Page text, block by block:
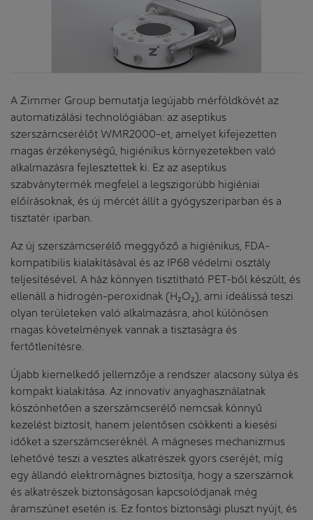
A Zimmer Group bemutatja legújabb mérföldkövét az
automatizálási technológiában: az aseptikus
szerszámcserélőt WMR2000-et, amelyet kifejezetten
magas érzékenységű, higiénikus környezetekben való
alkalmazásra fejlesztettek ki. Ez az aseptikus
szabványtermék megfelel a legszigorúbb higiéniai
előírásoknak, és új mércét állít a gyógyszeriparban és a
tisztatér iparban.
Az új szerszámcserélő meggyőző a higiénikus, FDA-
kompatibilis kialakításával és az IP68 védelmi osztály
teljesítésével. A ház könnyen tisztítható PET-ből készült, és
ellenáll a hidrogén-peroxidnak (H₂O₂), ami ideálissá teszi
olyan területeken való alkalmazásra, ahol különösen
magas követelmények vannak a tisztaságra és
fertőtlenítésre.
Újabb kiemelkedő jellemzője a rendszer alacsony súlya és
kompakt kialakítása. Az innovatív anyaghasználatnak
köszönhetően a szerszámcserélő nemcsak könnyű
kezelést biztosít, hanem jelentősen csökkenti a kiesési
időket a szerszámcseréknél. A mágneses mechanizmus
lehetővé teszi a vesztes alkatrészek gyors cseréjét, míg
egy állandó elektromágnes biztosítja, hogy a szerszámok
és alkatrészek biztonságosan kapcsolódjanak még
áramszünet esetén is. Ez fontos biztonsági pluszt nyújt, és